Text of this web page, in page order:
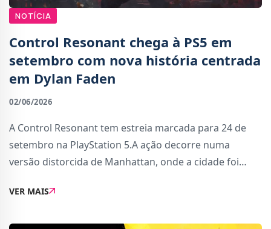
NOTÍCIA
Control Resonant chega à PS5 em
setembro com nova história centrada
em Dylan Faden
02/06/2026
A Control Resonant tem estreia marcada para 24 de
setembro na PlayStation 5.A ação decorre numa
versão distorcida de Manhattan, onde a cidade foi
alteram edifícios, espaços e até a própria perce
VER MAIS